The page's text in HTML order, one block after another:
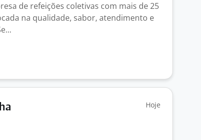
de refeições coletivas com mais de 25
na qualidade, sabor, atendimento e
Hoje